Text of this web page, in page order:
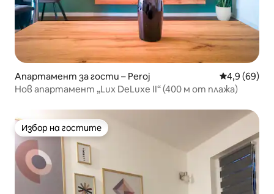
Апартамент за гости – Peroj Средна
4,9 (69)
Нов апартамент „Lux DeLuxe II“ (400 м от плажа)
Избор на гостите
Избор на гостите